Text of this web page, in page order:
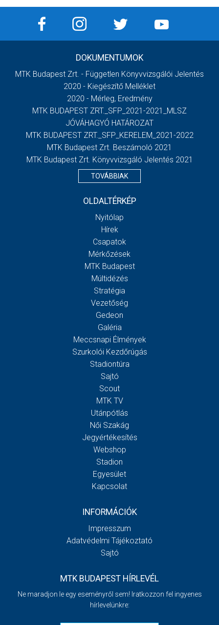
DOKUMENTUMOK
MTK Budapest Zrt. - Független Könyvvizsgálói Jelentés
2020 - Kiegészítő Melléklet
2020 - Mérleg, Eredmény
MTK BUDAPEST ZRT._SFP_2021-2021_MLSZ
JÓVÁHAGYÓ HATÁROZAT
MTK BUDAPEST ZRT._SFP_KERELEM_2021-2022
MTK Budapest Zrt. Beszámoló 2021
MTK Budapest Zrt. Könyvvizsgáló Jelentés 2021
TOVÁBBIAK
OLDALTÉRKÉP
Nyitólap
Hírek
Csapatok
Mérkőzések
MTK Budapest
Múltidézés
Stratégia
Vezetőség
Gedeon
Galéria
Meccsnapi Élmények
Szurkolói Kezdőrúgás
Stadiontúra
Sajtó
Scout
MTK TV
Utánpótlás
Női Szakág
Jegyértékesítés
Webshop
Stadion
Egyesület
Kapcsolat
INFORMÁCIÓK
Impresszum
Adatvédelmi Tájékoztató
Sajtó
MTK BUDAPEST HÍRLEVÉL
Ne maradjon le egy eseményről sem! Iratkozzon fel ingyenes
hírlevelünkre: